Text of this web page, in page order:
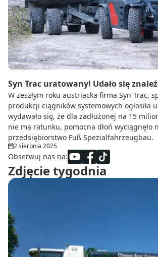
Do zbioru
Rolnictwo precyzyjne
Dealerzy
Ze świata techniki rolniczej
Syn Trac uratowany! Udało się
W zeszłym roku austriacka firma Syn Trac,
produkcji ciągników systemowych ogłosiła
wydawało się, że dla zadłużonej na 15
nie ma ratunku, pomocna dłoń wyciągnęło
przedsiębiorstwo Fuß Spezialfahrzeugbau.
2 sierpnia 2025
Obserwuj nas na:
Zdjęcie tygodnia